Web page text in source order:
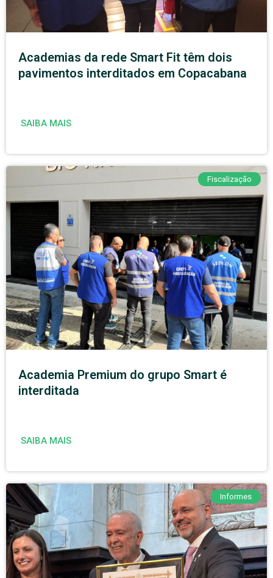
Academias da rede Smart Fit têm dois
pavimentos interditados em Copacabana
SAIBA MAIS
Fiscalização
Academia Premium do grupo Smart é
interditada
SAIBA MAIS
Informes